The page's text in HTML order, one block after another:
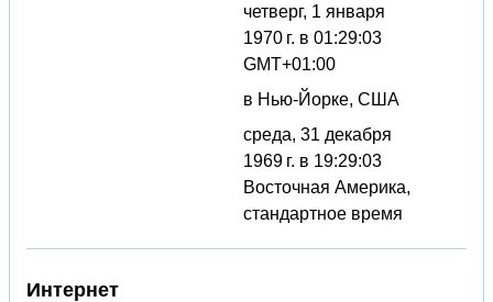
четверг, 1 января
1970 г. в 01:29:03
GMT+01:00
в Нью-Йорке, США
среда, 31 декабря
1969 г. в 19:29:03
Восточная Америка,
стандартное время
Интернет